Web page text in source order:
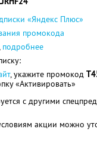
«Яндекс Плюс»
промокода
подробнее
, укажите промокод
«Активировать»
с другими
акции можно